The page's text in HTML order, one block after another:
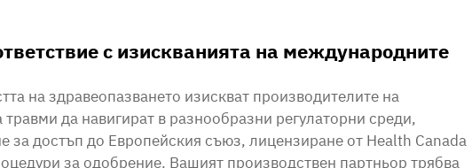
с изискванията на международните
на здравеопазването изискват производителите на
да навигират в разнообразни регулаторни среди,
за достъп до Европейския съюз, лицензиране от Health Canada
за одобрение. Вашият производствен партньор трябва